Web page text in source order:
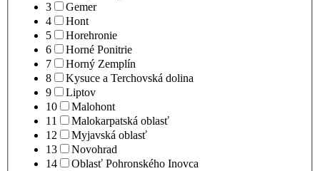
3
Gemer
4
Hont
5
Horehronie
6
Horné Ponitrie
7
Horný Zemplín
8
Kysuce a Terchovská dolina
9
Liptov
10
Malohont
11
Malokarpatská oblasť
12
Myjavská oblasť
13
Novohrad
14
Oblasť Pohronského Inovca